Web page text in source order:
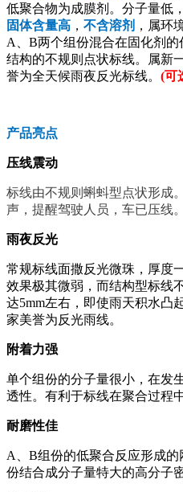
低聚合物为成膜剂。分子量低
固体含量高 ， 不含溶剂 ，属环
A、B两个组份混合在固化剂
结构的不规则点状标线。属新
誉为全天候雨夜反光标线。 (可
产品亮点
压线震动
标线由不规则蝌蚪型点状形成
声，提醒驾驶人员，车已压线。
雨夜反光
常规标线面撒反光微珠，厚度
效果极其微弱，而结构型标线
达5mm左右，即使雨天积水凸
家美誉为反光雨线。
附着力强
单个组份的分子量很小，在发
透性。有利于标线在聚合过程
耐磨性佳
A、B组份的低聚合反应形成
份结合成分子量特大的高分子